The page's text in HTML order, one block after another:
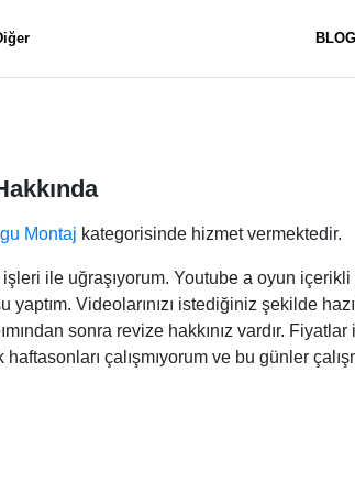
BLOG
Montaj kategorisinde hizmet vermektedir.
ile uğraşıyorum. Youtube a oyun
yaptım. Videolarınızı istediğiniz şekilde
sonra revize hakkınız vardır.
çalışmıyorum ve bu günler